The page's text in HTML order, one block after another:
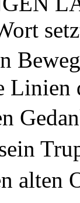
Linien
alten